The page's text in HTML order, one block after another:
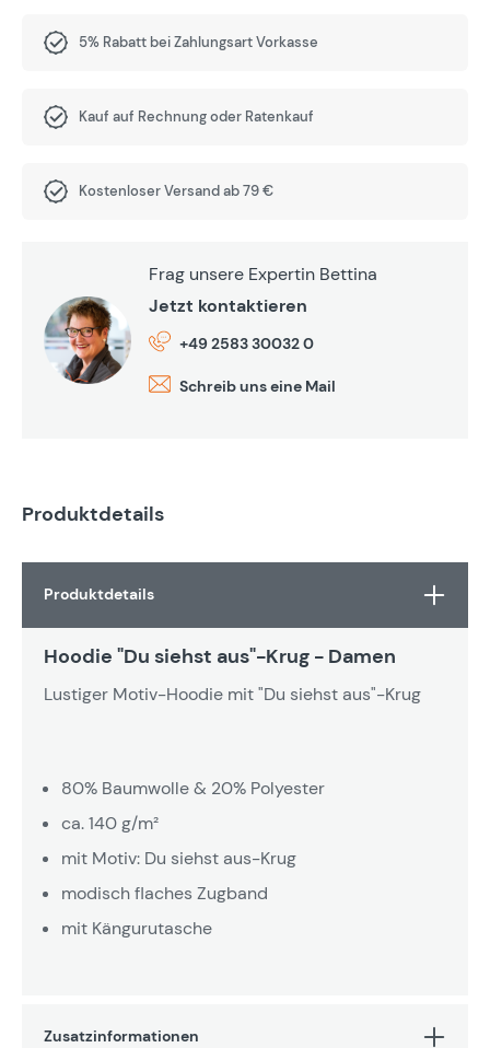
5% Rabatt bei Zahlungsart Vorkasse
Kauf auf Rechnung oder Ratenkauf
Kostenloser Versand ab 79 €
Frag unsere Expertin Bettina
Jetzt kontaktieren
+49 2583 30032 0
Schreib uns eine Mail
Produktdetails
Produktdetails
Hoodie "Du siehst aus"-Krug - Damen
Lustiger Motiv-Hoodie mit "Du siehst aus"-Krug
80% Baumwolle & 20% Polyester
ca. 140 g/m²
mit Motiv: Du siehst aus-Krug
modisch flaches Zugband
mit Kängurutasche
Zusatzinformationen